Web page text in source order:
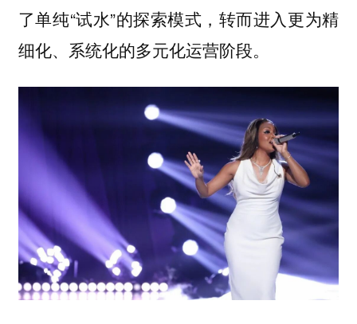
了单纯“试水”的探索模式，转而进入更为精
细化、系统化的多元化运营阶段。